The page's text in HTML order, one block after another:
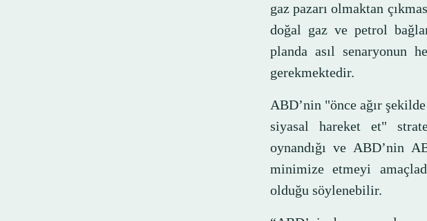
gaz pazarı olmaktan
doğal gaz ve petrol
planda asıl senaryonun
gerekmektedir.
ABD’nin "önce ağır
siyasal hareket et"
oynandığı ve ABD’nin
minimize etmeyi
olduğu söylenebilir.